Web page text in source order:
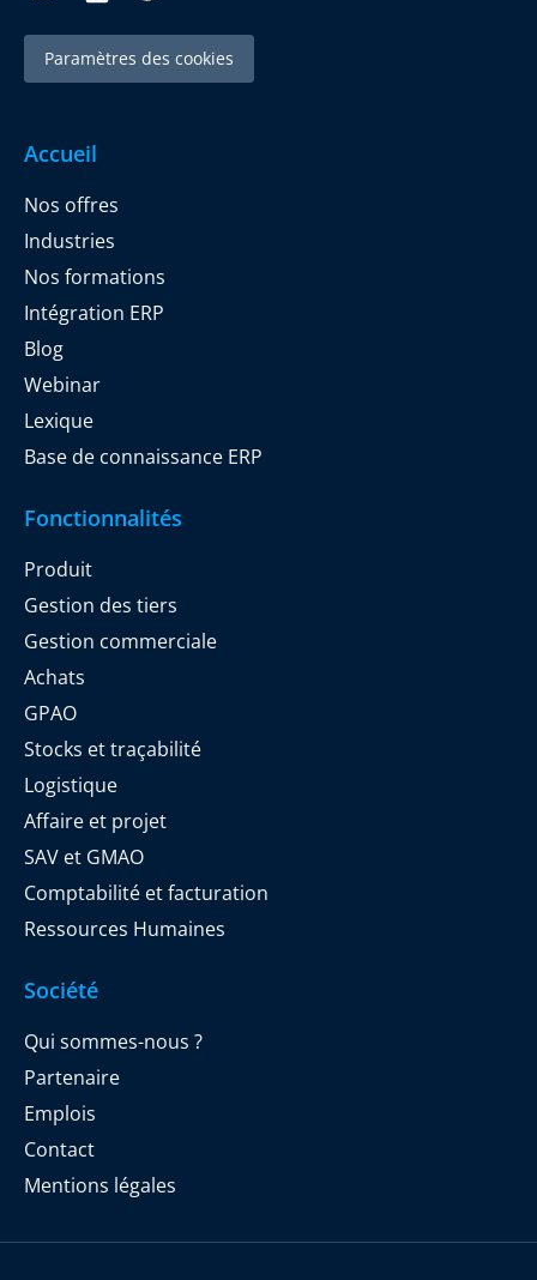
Paramètres des cookies
Accueil
Nos offres
Industries
Nos formations
Intégration ERP
Blog
Webinar
Lexique
Base de connaissance ERP
Fonctionnalités
Produit
Gestion des tiers
Gestion commerciale
Achats
GPAO
Stocks et traçabilité
Logistique
Affaire et projet
SAV et GMAO
Comptabilité et facturation
Ressources Humaines
Société
Qui sommes-nous ?
Partenaire
Emplois
Contact
Mentions légales